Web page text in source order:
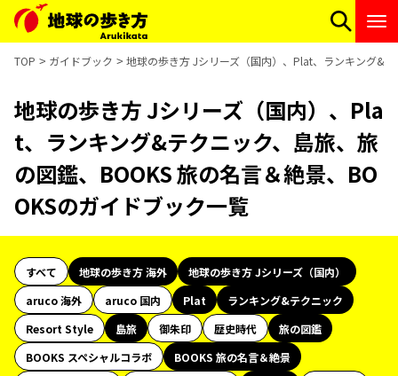
TOP ガイドブック 地球の歩き方 Jシリーズ（国内）、Plat、ランキング&
地球の歩き方 Jシリーズ（国内）、Pla
t、ランキング&テクニック、島旅、旅
の図鑑、BOOKS 旅の名言＆絶景、BO
OKSのガイドブック一覧
すべて 地球の歩き方 海外
地球の歩き方 Jシリーズ（国内）
aruco 海外
aruco 国内 Plat
ランキング&テクニック
Resort Style
島旅 御朱印 歴史時代
旅の図鑑
BOOKS スペシャルコラボ
BOOKS 旅の名言＆絶景